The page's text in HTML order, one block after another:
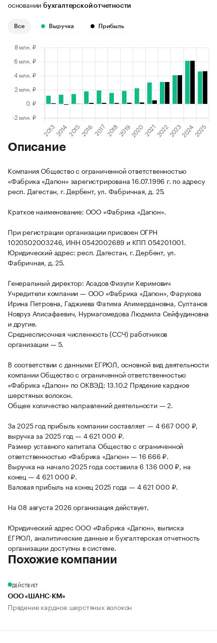
основании бухгалтерской отчетности
Все Выручка Прибыль
Описание
Компания Общество с ограниченной ответственностью
«Фабрика «Дагюн» зарегистрирована 16.07.1996 г. по адресу
респ. Дагестан, г. Дербент, ул. Фабричная, д. 25.
Краткое наименование: ООО «Фабрика «Дагюн».
При регистрации организации присвоен ОГРН
1020502003246, ИНН 0542002689 и КПП 054201001.
Юридический адрес: респ. Дагестан, г. Дербент, ул.
Фабричная, д. 25.
Генеральный директор: Асадов Физули Керимович
Учредители компании — ООО «Фабрика «Дагюн», Фарухова
Ирина Петровна, Гаджиева Фатима Алимердановна, Султанов
Новруз Алисафаевич, Нурмагомедова Людмила Сейфудиновна
и другие.
Среднесписочная численность (ССЧ) работников
организации — 5.
В соответствии с данными ЕГРЮЛ, основной вид деятельности
компании Общество с ограниченной ответственностью
«Фабрика «Дагюн» по ОКВЭД: 13.10.2 Прядение кардное
шерстяных волокон.
Общее количество направлений деятельности — 2.
За 2025 год прибыль компании составляет — 4 667 000 ₽,
выручка за 2025 год — 4 621 000 ₽.
Размер уставного капитала Общество с ограниченной
ответственностью «Фабрика «Дагюн» — 16 666 ₽.
Выручка на начало 2025 года составила 6 136 000 ₽, на
конец — 4 621 000 ₽.
Валовая прибыль на конец 2025 года — 4 621 000 ₽.
На 08 августа 2026 организация действует.
Юридический адрес ООО «Фабрика «Дагюн», выписка
ЕГРЮЛ, аналитические данные и бухгалтерская отчетность
организации доступны в системе.
Похожие компании
ДЕЙСТВУЕТ
ООО «ШАНС-КМ»
Прядение кардное шерстяных волокон